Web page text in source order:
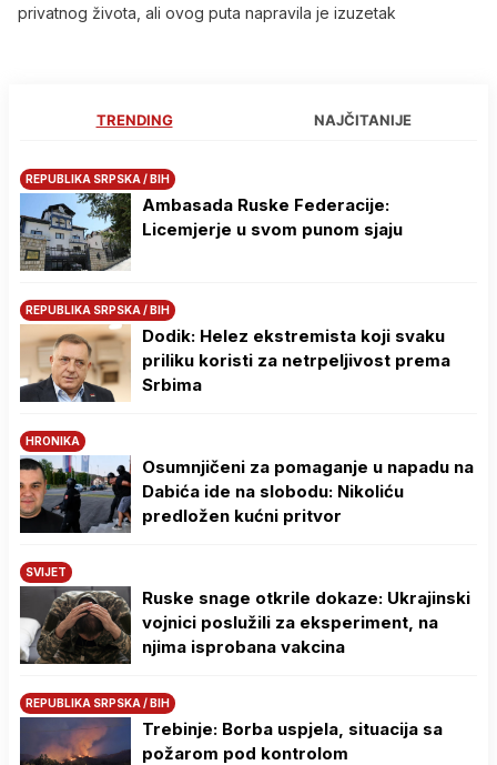
privatnog života, ali ovog puta napravila je izuzetak
TRENDING NAJČITANIJE
REPUBLIKA SRPSKA / BIH
Ambasada Ruske Federacije:
Licemjerje u svom punom sjaju
REPUBLIKA SRPSKA / BIH
Dodik: Helez ekstremista koji svaku
priliku koristi za netrpeljivost prema
Srbima
HRONIKA
Osumnjičeni za pomaganje u napadu na
Dabića ide na slobodu: Nikoliću
predložen kućni pritvor
SVIJET
Ruske snage otkrile dokaze: Ukrajinski
vojnici poslužili za eksperiment, na
njima isprobana vakcina
REPUBLIKA SRPSKA / BIH
Trebinje: Borba uspjela, situacija sa
požarom pod kontrolom